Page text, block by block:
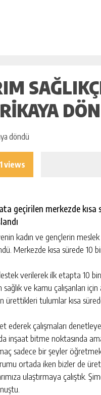
views
geçirilen merkezde
kadın ve gençlerin
Merkezde kısa sürede 10
verilerek ilk etapta 10
ve kamu çalışanları
ürettikleri tulumlar kısa
çalışmaları
inşaat bitme noktasında
sadece bir şeyler
ortada iken bizler de
ulaştırmaya çalıştık.